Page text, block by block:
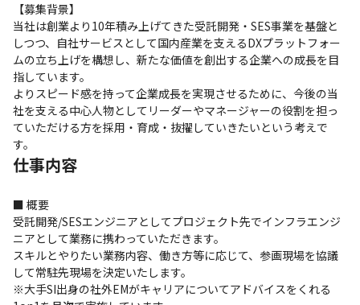
【募集背景】
当社は創業より10年積み上げてきた受託開発・SES事業を基盤と
しつつ、自社サービスとして国内産業を支えるDXプラットフォー
ムの立ち上げを構想し、新たな価値を創出する企業への成長を目
指しています。
よりスピード感を持って企業成長を実現させるために、今後の当
社を支える中心人物としてリーダーやマネージャーの役割を担っ
ていただける方を採用・育成・抜擢していきたいという考えで
す。
仕事内容
■ 概要
受託開発/SESエンジニアとしてプロジェクト先でインフラエンジ
ニアとして業務に携わっていただきます。
スキルとやりたい業務内容、働き方等に応じて、参画現場を協議
して常駐先現場を決定いたします。
※大手SI出身の社外EMがキャリアについてアドバイスをくれる